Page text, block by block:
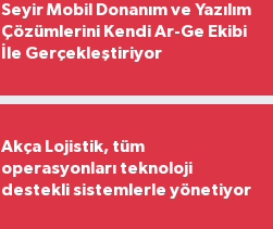
Seyir Mobil Donanım ve Yazılım
Çözümlerini Kendi Ar-Ge Ekibi
İle Gerçekleştiriyor
Akça Lojistik, tüm
operasyonları teknoloji
destekli sistemlerle yönetiyor